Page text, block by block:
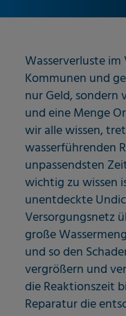
Wasserverluste
Kommunen und
nur Geld, sondern
und eine Menge
wir alle wissen,
wasserführenden
unpassendsten
wichtig zu wissen
unentdeckte
Versorgungsnetz
große
und so den
vergrößern und
die Reaktionszeit
Reparatur die